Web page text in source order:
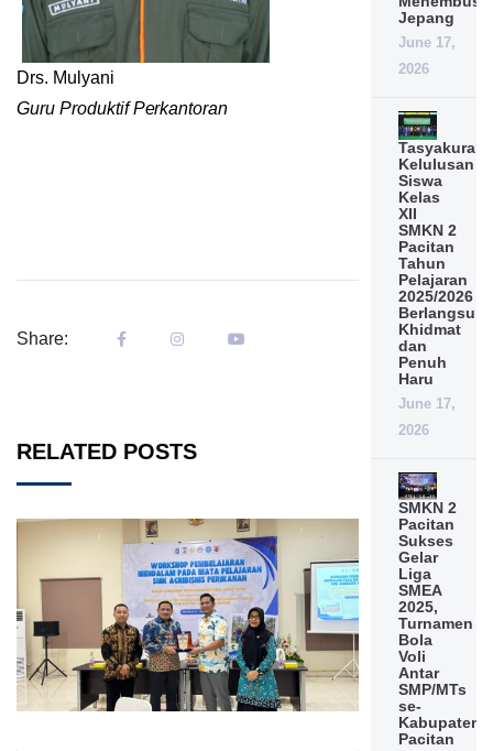
Drs. Mulyani
Guru Produktif Perkantoran
Share:
RELATED POSTS
Jepang
June 17,
2026
Tasyakuran
Kelulusan
Siswa
Kelas
XII
SMKN 2
Pacitan
Tahun
Pelajaran
2025/2026
Khidmat
dan
Penuh
Haru
June 17,
2026
SMKN 2
Pacitan
Sukses
Gelar
Liga
SMEA
2025,
Turnamen
Bola
Voli
Antar
SMP/MTs
se-
Kabupaten
Pacitan